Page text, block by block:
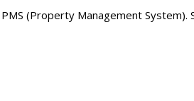
(Property Management